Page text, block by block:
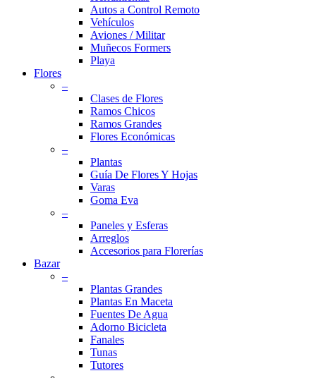
Autos a Control Remoto
Vehículos
Aviones / Militar
Muñecos Formers
Playa
Flores
–
Clases de Flores
Ramos Chicos
Ramos Grandes
Flores Económicas
–
Plantas
Guía De Flores Y Hojas
Varas
Goma Eva
–
Paneles y Esferas
Arreglos
Accesorios para Florerías
Bazar
–
Plantas Grandes
Plantas En Maceta
Fuentes De Agua
Adorno Bicicleta
Fanales
Tunas
Tutores